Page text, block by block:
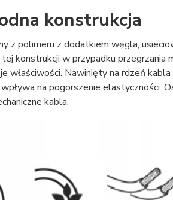
konstrukcja
z polimeru z dodatkiem węgla,
konstrukcji w przypadku przegrzania
właściwości. Nawinięty na rdzeń
na pogorszenie elastyczności.
kabla.